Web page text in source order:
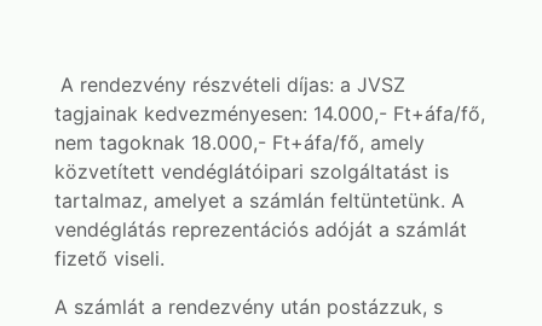
A rendezvény részvételi díjas: a JVSZ
tagjainak kedvezményesen: 14.000,- Ft+áfa/fő,
nem tagoknak 18.000,- Ft+áfa/fő, amely
közvetített vendéglátóipari szolgáltatást is
tartalmaz, amelyet a számlán feltüntetünk. A
vendéglátás reprezentációs adóját a számlát
fizető viseli.
A számlát a rendezvény után postázzuk, s